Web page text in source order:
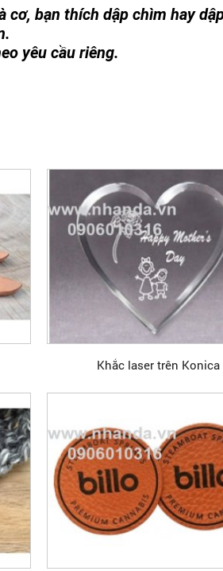
cơ, bạn thích dập chìm hay
yêu cầu riêng.
Khắc laser trên Konica